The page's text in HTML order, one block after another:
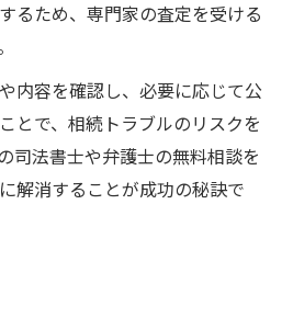
るため、専門家の査定を受ける
内容を確認し、必要に応じて公
とで、相続トラブルのリスクを
司法書士や弁護士の無料相談を
解消することが成功の秘訣で